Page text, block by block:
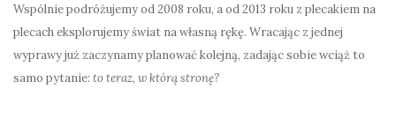
Wspólnie podróżujemy od 2008 roku, a od 2013 roku z plecakiem na
plecach eksplorujemy świat na własną rękę. Wracając z jednej
wyprawy już zaczynamy planować kolejną, zadając sobie wciąż to
samo pytanie: to teraz, w którą stronę?